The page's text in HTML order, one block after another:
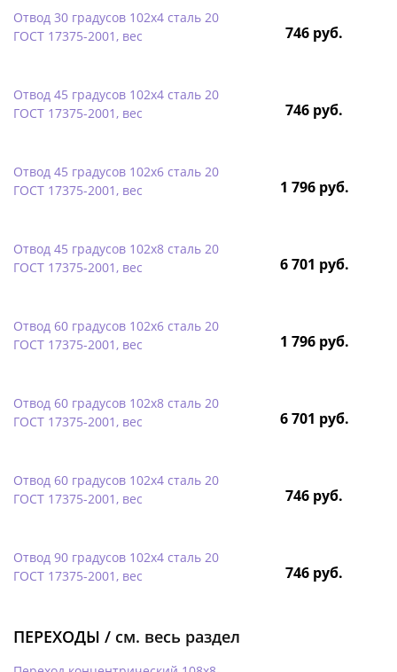
Отвод 30 градусов 102х4 сталь 20
ГОСТ 17375-2001, вес
746 руб.
Отвод 45 градусов 102х4 сталь 20
ГОСТ 17375-2001, вес
746 руб.
Отвод 45 градусов 102х6 сталь 20
ГОСТ 17375-2001, вес
1 796 руб.
Отвод 45 градусов 102х8 сталь 20
ГОСТ 17375-2001, вес
6 701 руб.
Отвод 60 градусов 102х6 сталь 20
ГОСТ 17375-2001, вес
1 796 руб.
Отвод 60 градусов 102х8 сталь 20
ГОСТ 17375-2001, вес
6 701 руб.
Отвод 60 градусов 102х4 сталь 20
ГОСТ 17375-2001, вес
746 руб.
Отвод 90 градусов 102х4 сталь 20
ГОСТ 17375-2001, вес
746 руб.
ПЕРЕХОДЫ / см. весь раздел